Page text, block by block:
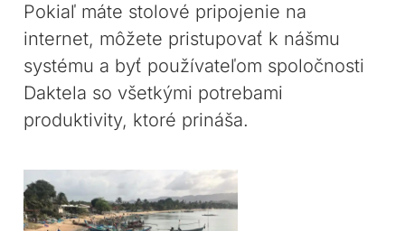
Pokiaľ máte stolové pripojenie na
internet, môžete pristupovať k nášmu
systému a byť používateľom spoločnosti
Daktela so všetkými potrebami
produktivity, ktoré prináša.